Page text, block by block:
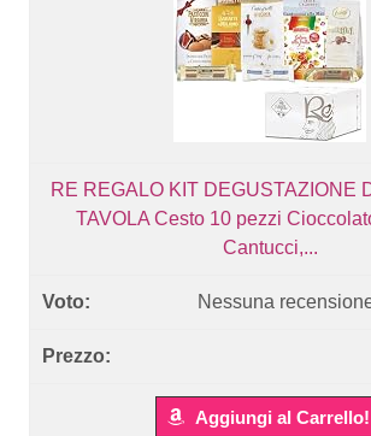
RE REGALO KIT DEGUSTAZIONE
TAVOLA Cesto 10 pezzi
Cantucci,...
Nessuna
Aggiungi al Carrello!